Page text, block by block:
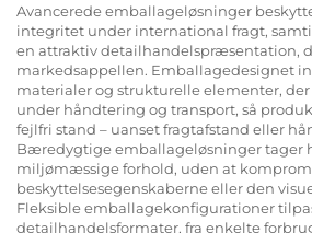
Avancerede emballageløsninger
integritet under international fragt,
en attraktiv detailhandelspræsentation,
markedsappellen. Emballagedesignet
materialer og strukturelle elementer,
under håndtering og transport, så
fejlfri stand – uanset fragtafstand eller
Bæredygtige emballageløsninger tager
miljømæssige forhold, uden at
beskyttelsesegenskaberne eller den
Fleksible emballagekonfigurationer
detailhandelsformater, fra enkelte